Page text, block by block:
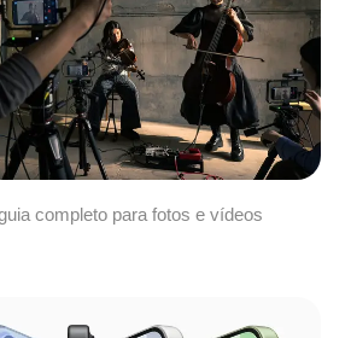
completo para fotos e vídeos